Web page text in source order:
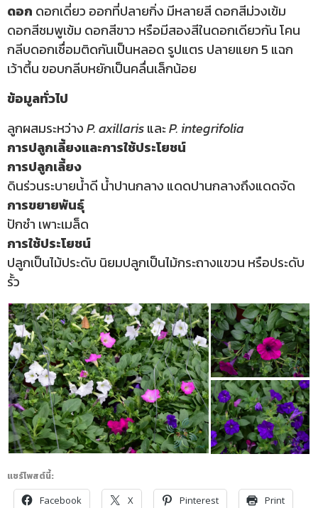
ดอก ดอกเดี่ยว ออกที่ปลายกิ่ง มีหลายสี ดอกสีม่วงเข้ม
ดอกสีชมพูเข้ม ดอกสีขาว หรือมีสองสีในดอกเดียวกัน โคน
กลีบดอกเชื่อมติดกันเป็นหลอด รูปแตร ปลายแยก 5 แฉก
เว้าตึ้น ขอบกลีบหยักเป็นคลื่นเล็กน้อย
ข้อมูลทั่วไป
ลูกผสมระหว่างP. axillarisและP. integrifolia
การปลูกเลี้ยงและการใช้ประโยชน์
การปลูกเลี้ยง
ดินร่วนระบายน้ำดี น้ำปานกลาง แดดปานกลางถึงแดดจัด
การขยายพันธุ์
ปักชำ เพาะเมล็ด
การใช้ประโยชน์
ปลูกเป็นไม้ประดับ นิยมปลูกเป็นไม้กระถางแขวน หรือประดับ
รั้ว
แชร์โพสต์นี้:
Facebook
X Pinterest Print